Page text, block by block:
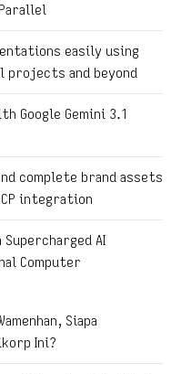
easily using
projects and beyond
Google Gemini 3.1
complete brand assets
integration
AI
Computer
Siapa
Ini?